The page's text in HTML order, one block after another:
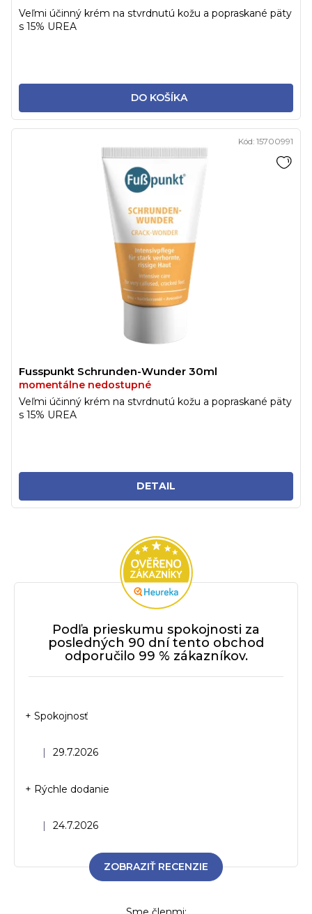
DO KOŠÍKA
Veľmi účinný krém na stvrdnutú kožu a popraskané päty
s 15% UREA
Fusspunkt Schrunden-Wunder 30ml
momentálne nedostupné
DETAIL
Veľmi účinný krém na stvrdnutú kožu a popraskané päty
s 15% UREA
Kód: 15700991
Podľa prieskumu spokojnosti za
posledných 90 dní tento obchod
odporučilo 99 % zákazníkov.
Hodnotenie obchodu je 5 z 5 hviezdičiek.
| 29.7.2026
+ Spokojnosť
Hodnotenie obchodu je 5 z 5 hviezdičiek.
| 24.7.2026
+ Rýchle dodanie
ZOBRAZIŤ RECENZIE